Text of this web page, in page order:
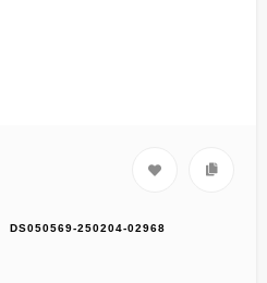
DS050569-250204-02968